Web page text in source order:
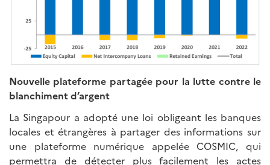
Nouvelle plateforme partagée pour la lutte contre le
blanchiment d’argent
La Singapour a adopté une loi obligeant les banques
locales et étrangères à partager des informations sur
une plateforme numérique appelée COSMIC, qui
permettra de détecter plus facilement les actes